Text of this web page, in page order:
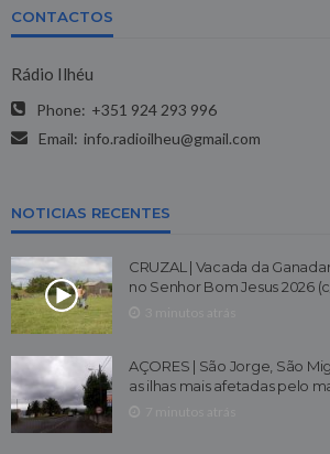
CONTACTOS
Rádio Ilhéu
Phone: +351 924 293 996
Email: info.radioilheu@gmail.com
NOTICIAS RECENTES
CRUZAL | Vacada da
no Senhor Bom Jesus 2026
AÇORES | São Jorge, São
as ilhas mais afetadas pelo